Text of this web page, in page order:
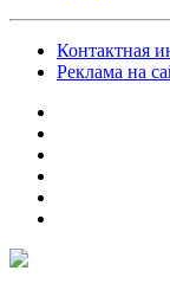
Контактная
Реклама на